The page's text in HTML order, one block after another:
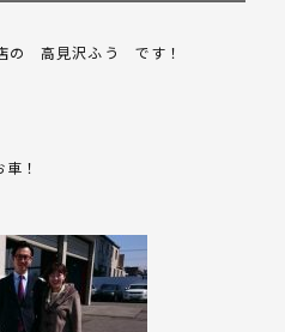
の 高見沢ふう です！
！